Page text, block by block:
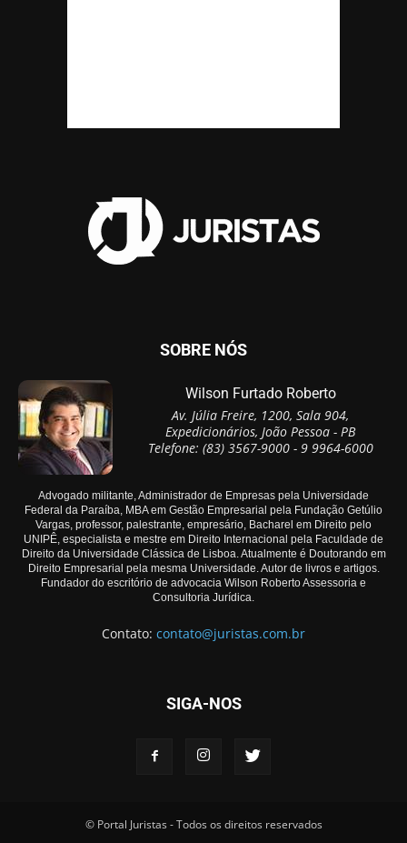
SOBRE NÓS
Wilson Furtado Roberto
Av. Júlia Freire, 1200, Sala 904,
Expedicionários, João Pessoa - PB
Telefone: (83) 3567-9000 - 9 9964-6000
Advogado militante, Administrador de Empresas pela Universidade
Federal da Paraíba, MBA em Gestão Empresarial pela Fundação Getúlio
Vargas, professor, palestrante, empresário, Bacharel em Direito pelo
UNIPÊ, especialista e mestre em Direito Internacional pela Faculdade de
Direito da Universidade Clássica de Lisboa. Atualmente é Doutorando em
Direito Empresarial pela mesma Universidade. Autor de livros e artigos.
Fundador do escritório de advocacia Wilson Roberto Assessoria e
Consultoria Jurídica.
Contato: contato@juristas.com.br
SIGA-NOS
© Portal Juristas - Todos os direitos reservados